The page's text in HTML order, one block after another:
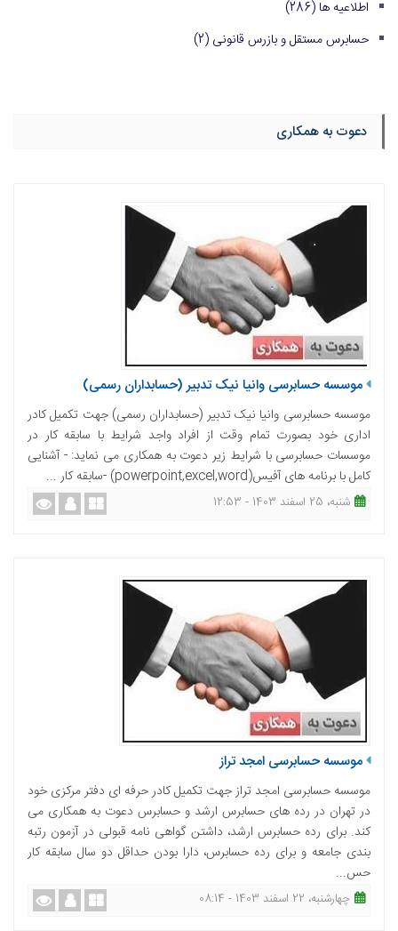
اطلاعیه ها (286)
حسابرس مستقل و بازرس قانونی (2)
دعوت به همکاری
موسسه حسابرسی وانیا نیک تدبیر (حسابداران رسمی)
موسسه حسابرسی وانیا نیک تدبیر (حسابداران رسمی) جهت تکمیل کادر
اداری خود بصورت تمام وقت از افراد واجد شرایط با سابقه کار در
موسسات حسابرسی با شرایط زیر دعوت به همکاری می نماید: - آشنایی
کامل با برنامه های آفیس(powerpoint,excel,word) -سابقه کار ...
شنبه، 25 اسفند 1403 - 12:53
موسسه حسابرسی امجد تراز
موسسه حسابرسی امجد تراز جهت تکمیل کادر حرفه ای دفتر مرکزی خود
در تهران در رده های حسابرس ارشد و حسابرس دعوت به همکاری می
کند. برای رده حسابرس ارشد، داشتن گواهی نامه قبولی در آزمون رتبه
بندی جامعه و برای رده حسابرس، دارا بودن حداقل دو سال سابقه کار
حس...
چهارشنبه، 22 اسفند 1403 - 08:14